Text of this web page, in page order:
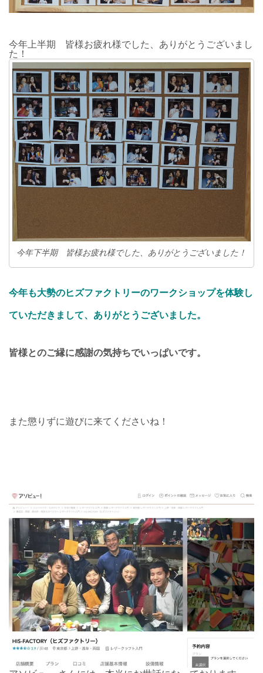
今年上半期 皆様お疲れ様でした、ありがとうございまし
た！
今年下半期 皆様お疲れ様でした、ありがとうございました！
今年も大勢のヒズファクトリーのワークショップを体験し
ていただきまして、ありがとうございました。
皆様とのご縁に感謝の気持ちでいっぱいです。
また懲りずに遊びに来てくださいね！